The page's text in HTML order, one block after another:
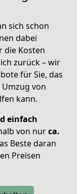
sich schon
dabei
die Kosten
zurück – wir
für Sie, das
von
kann.
einfach
von nurca.
Beste daran
Preisen